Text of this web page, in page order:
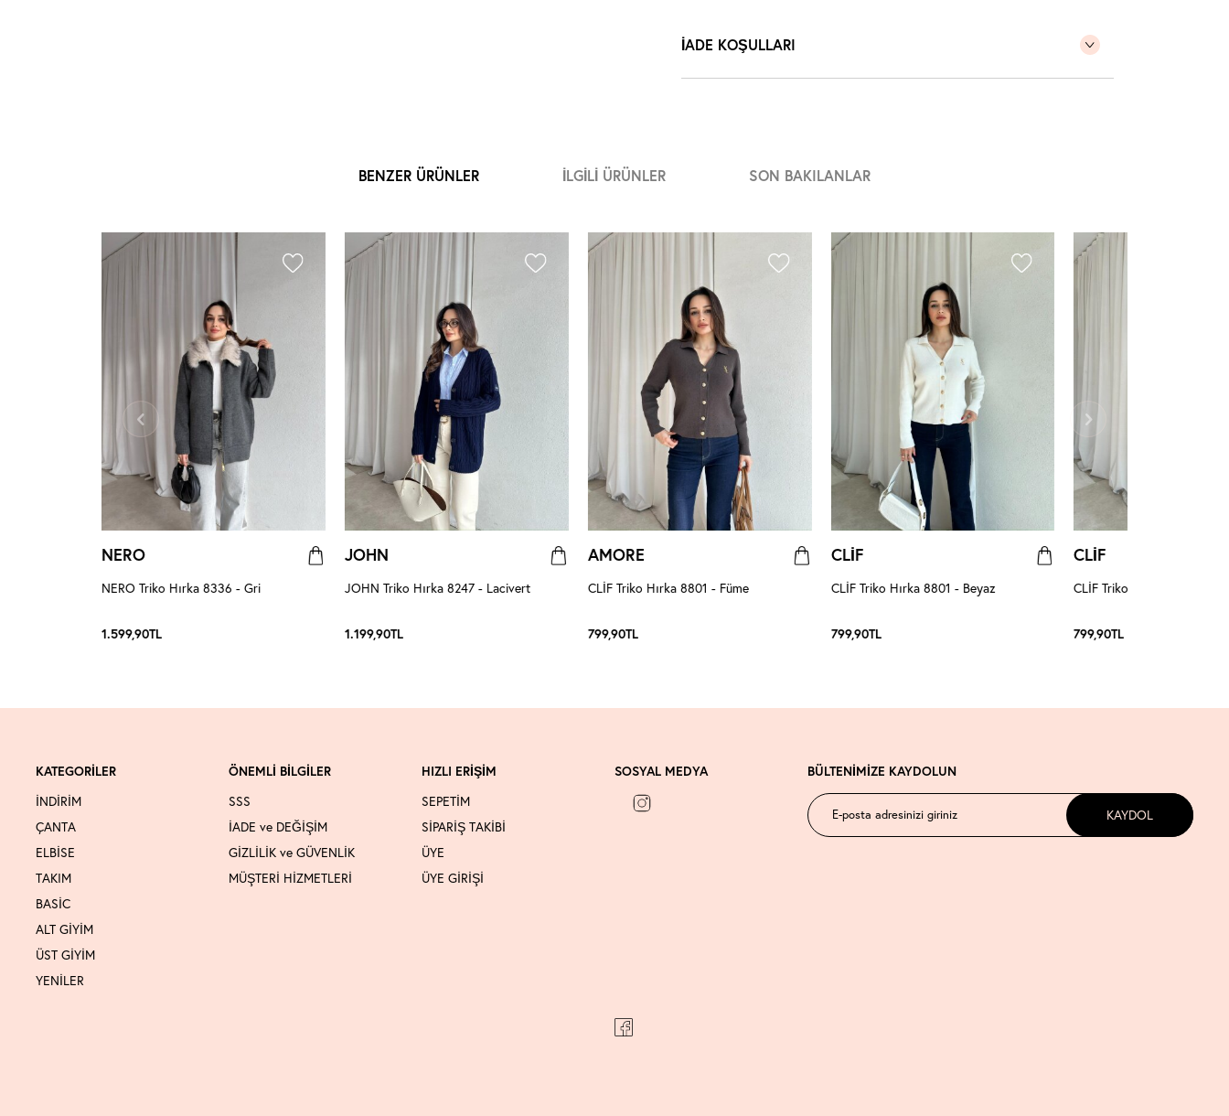
İADE KOŞULLARI
BENZER ÜRÜNLER İLGILI ÜRÜNLER SON BAKILANLAR
NERO
NERO Triko Hırka 8336 - Gri
1.599,90TL
JOHN
JOHN Triko Hırka 8247 - Lacivert
1.199,90TL
AMORE
CLİF Triko Hırka 8801 - Füme
799,90TL
CLİF
CLİF Triko Hırka 8801 - Beyaz
799,90TL
CLİF
CLİF Triko Hırka 8801 -
799,90TL
KATEGORİLER
İNDİRİM
ÇANTA
ELBİSE
TAKIM
BASİC
ALT GİYİM
ÜST GİYİM
YENİLER
ÖNEMLİ BİLGİLER
SSS
İADE ve DEĞİŞİM
GİZLİLİK ve GÜVENLİK
MÜŞTERİ HİZMETLERİ
HIZLI ERİŞİM
SEPETİM
SİPARİŞ TAKİBİ
ÜYE
ÜYE GİRİŞİ
SOSYAL MEDYA BÜLTENİMİZE KAYDOLUN
KAYDOL